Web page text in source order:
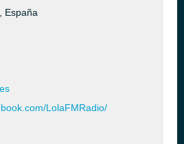
España
LolaFMRadio/